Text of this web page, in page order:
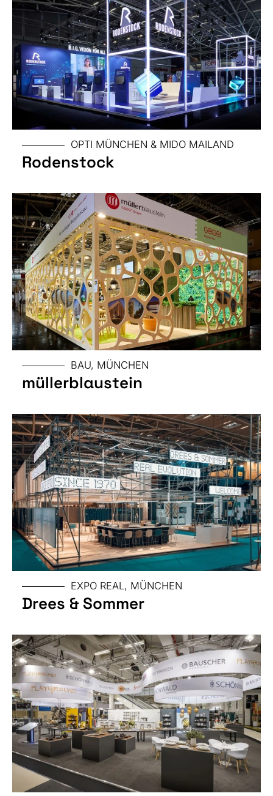
OPTI MÜNCHEN & MIDO MAILAND
Rodenstock
GRÖSSE
BAU, MÜNCHEN
müllerblaustein
GRÖSSE
EXPO REAL, MÜNCHEN
Drees & Sommer
MESSE
GRÖSSE
MESSE